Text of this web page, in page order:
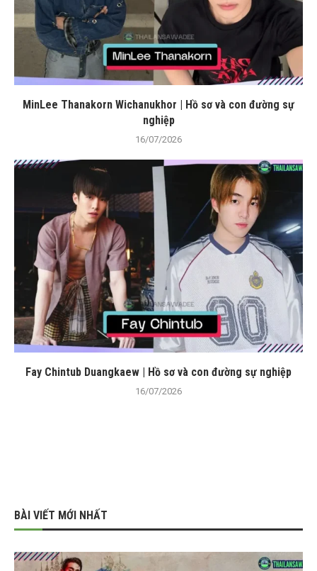
MinLee Thanakorn Wichanukhor | Hồ sơ và con đường sự
nghiệp
16/07/2026
Fay Chintub Duangkaew | Hồ sơ và con đường sự nghiệp
16/07/2026
BÀI VIẾT MỚI NHẤT